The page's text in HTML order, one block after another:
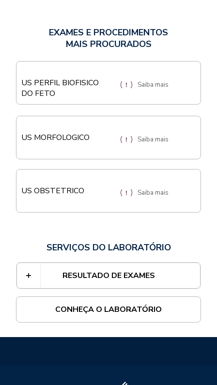
EXAMES E PROCEDIMENTOS
MAIS PROCURADOS
US PERFIL BIOFISICO
DO FETO
Saiba mais
US MORFOLOGICO Saiba mais
US OBSTETRICO Saiba mais
SERVIÇOS DO LABORATÓRIO
RESULTADO DE EXAMES
CONHEÇA O LABORATÓRIO